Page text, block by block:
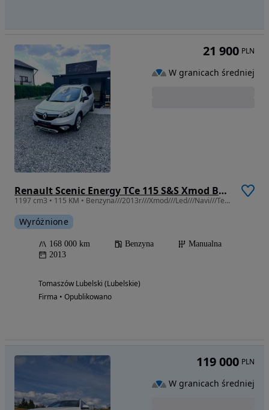
Renault Scenic Energy TCe 115 S&S Xmod Bose Edition
1197 cm3 • 115 KM • Benzyna///2013r///Xmod///Led///Navi///Tempomat!
Wyróżnione
168 000 km Benzyna
Manualna
2013
Tomaszów Lubelski (Lubelskie)
Firma • Opublikowano
21 900 PLN
W granicach średniej
119 000 PLN
W granicach średniej